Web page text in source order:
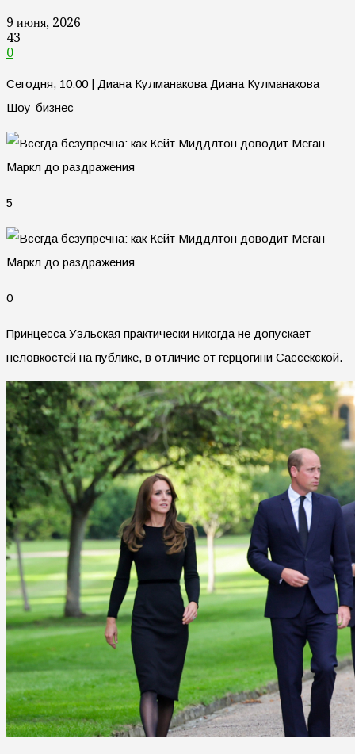
9 июня, 2026
43
0
Сегодня, 10:00 | Диана Кулманакова Диана Кулманакова
Шоу-бизнес
5
0
Принцесса Уэльская практически никогда не допускает
неловкостей на публике, в отличие от герцогини Сассекской.